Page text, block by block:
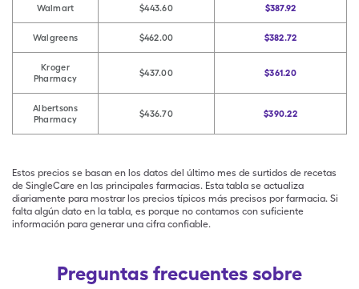
Walmart $443.60 $387.92
Walgreens $462.00 $382.72
Kroger
Pharmacy
$437.00 $361.20
Albertsons
Pharmacy
$436.70 $390.22
Estos precios se basan en los datos del último mes de surtidos de recetas
de SingleCare en las principales farmacias. Esta tabla se actualiza
diariamente para mostrar los precios típicos más precisos por farmacia. Si
falta algún dato en la tabla, es porque no contamos con suficiente
información para generar una cifra confiable.
Preguntas frecuentes sobre